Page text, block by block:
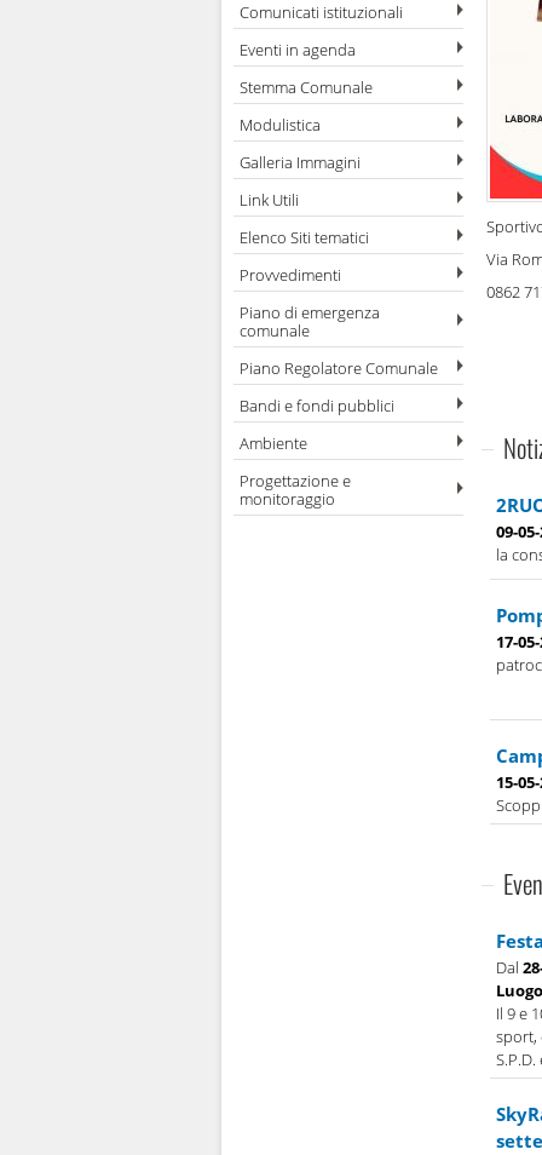
Comunicati istituzionali
Eventi in agenda
Stemma Comunale
Modulistica
Galleria Immagini
Link Utili
Elenco Siti tematici
Provvedimenti
Piano di emergenza
comunale
Piano Regolatore Comunale
Bandi e fondi pubblici
Ambiente
Progettazione e
monitoraggio
Via
0862
09-
la
17-
15-
Dal
Il 9 e
sport,